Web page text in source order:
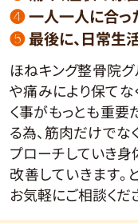
❹一人一人に合っ
❺最後に、日常生
ほねキング整骨院
や痛みにより保てな
く事がもっとも重
る為、筋肉だけでな
プローチしていき
改善していきます。
お気軽にご相談くだ